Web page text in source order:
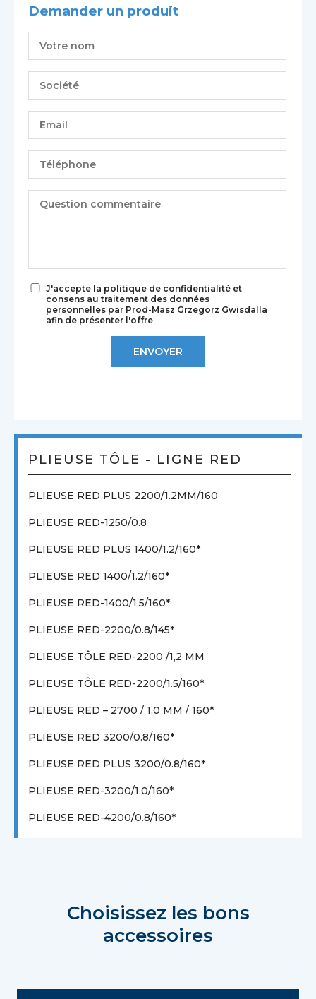
Demander un produit
J'accepte la politique de confidentialité et
consens au traitement des données
personnelles par Prod-Masz Grzegorz Gwisdalla
afin de présenter l'offre
PLIEUSE TÔLE - LIGNE RED
PLIEUSE RED PLUS 2200/1.2MM/160
PLIEUSE RED-1250/0.8
PLIEUSE RED PLUS 1400/1.2/160*
PLIEUSE RED 1400/1.2/160*
PLIEUSE RED-1400/1.5/160*
PLIEUSE RED-2200/0.8/145*
PLIEUSE TÔLE RED-2200 /1,2 MM
PLIEUSE TÔLE RED-2200/1.5/160*
PLIEUSE RED – 2700 / 1.0 MM / 160*
PLIEUSE RED 3200/0.8/160*
PLIEUSE RED PLUS 3200/0.8/160*
PLIEUSE RED-3200/1.0/160*
PLIEUSE RED-4200/0.8/160*
Choisissez les bons
accessoires